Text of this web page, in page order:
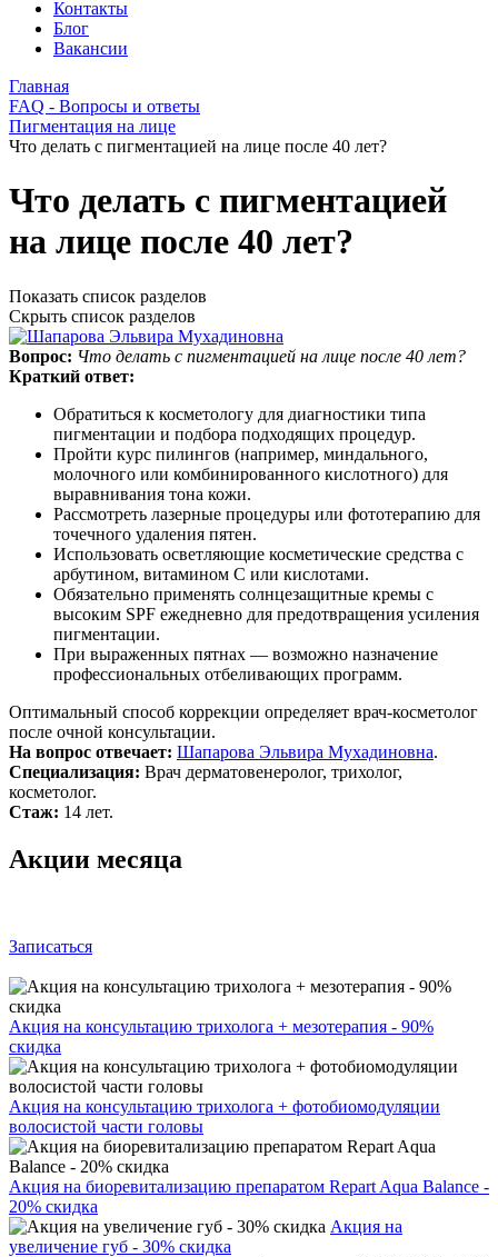
Контакты
Блог
Вакансии
Главная
FAQ - Вопросы и ответы
Пигментация на лице
Что делать с пигментацией на лице после 40 лет?
Что делать с пигментацией
на лице после 40 лет?
Показать список разделов
Скрыть список разделов
Вопрос: Что делать с пигментацией на лице после 40 лет?
Краткий ответ:
Обратиться к косметологу для диагностики типа
пигментации и подбора подходящих процедур.
Пройти курс пилингов (например, миндального,
молочного или комбинированного кислотного) для
выравнивания тона кожи.
Рассмотреть лазерные процедуры или фототерапию для
точечного удаления пятен.
Использовать осветляющие косметические средства с
арбутином, витамином C или кислотами.
Обязательно применять солнцезащитные кремы с
высоким SPF ежедневно для предотвращения усиления
пигментации.
При выраженных пятнах — возможно назначение
профессиональных отбеливающих программ.
Оптимальный способ коррекции определяет врач-косметолог
после очной консультации.
На вопрос отвечает: Шапарова Эльвира Мухадиновна.
Специализация: Врач дерматовенеролог, трихолог,
косметолог.
Стаж: 14 лет.
Акции месяца
Записаться
Акция на консультацию трихолога + мезотерапия - 90%
скидка
Акция на консультацию трихолога + фотобиомодуляции
волосистой части головы
Акция на биоревитализацию препаратом Repart Aqua Balance -
20% скидка
Акция на
увеличение губ - 30% скидка